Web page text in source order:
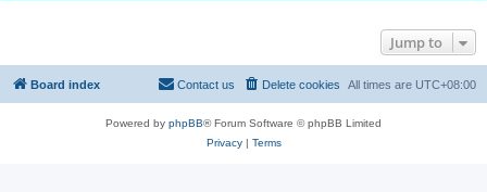
Jump to
Board index All times are UTC+08:00
Delete cookies
Contact us
Powered by phpBB® Forum Software © phpBB Limited
Privacy| Terms